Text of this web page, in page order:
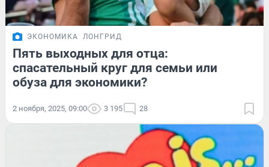
ЭКОНОМИКА ЛОНГРИД
Пять выходных для отца:
спасательный круг для семьи или
обуза для экономики?
2 ноября, 2025, 09:00 3 195 28